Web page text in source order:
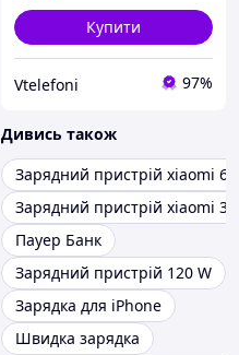
Купити
Vtelefoni 97%
Дивись також
Зарядний пристрій xiaomi
Зарядний пристрій xiaomi
Пауер Банк
Зарядний пристрій 120 W
Зарядка для iPhone
Швидка зарядка